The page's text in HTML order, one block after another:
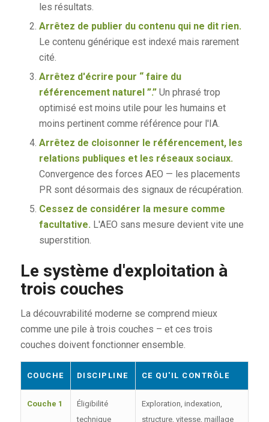
les résultats.
Arrêtez de publier du contenu qui ne dit rien.
Le contenu générique est indexé mais rarement
cité.
Arrêtez d'écrire pour “ faire du
référencement naturel ”.”Un phrasé trop
optimisé est moins utile pour les humains et
moins pertinent comme référence pour l'IA.
Arrêtez de cloisonner le référencement, les
relations publiques et les réseaux sociaux.
Convergence des forces AEO — les placements
PR sont désormais des signaux de récupération.
Cessez de considérer la mesure comme
facultative. L'AEO sans mesure devient vite une
superstition.
Le système d'exploitation à
trois couches
La découvrabilité moderne se comprend mieux
comme une pile à trois couches – et ces trois
couches doivent fonctionner ensemble.
COUCHE DISCIPLINE CE QU'IL CONTRÔLE
Couche 1
Éligibilité
technique
Exploration, indexation,
structure, vitesse, maillage